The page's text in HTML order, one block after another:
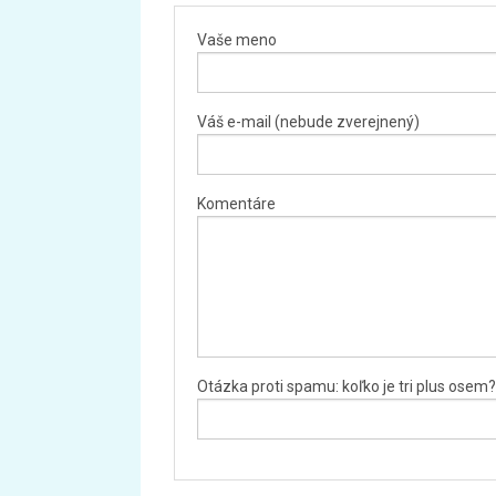
Vaše meno
Váš e-mail (nebude zverejnený)
Komentáre
Otázka proti spamu: koľko je tri plus osem?